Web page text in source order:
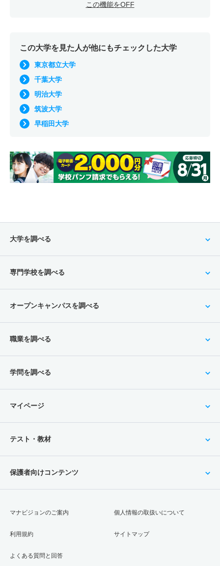
この機能をOFF
この大学を見た人が他にもチェックした大学
東京都立大学
千葉大学
明治大学
筑波大学
早稲田大学
大学を調べる
専門学校を調べる
オープンキャンパスを調べる
職業を調べる
学問を調べる
マイページ
テスト・教材
保護者向けコンテンツ
マナビジョンのご案内
利用規約
よくある質問と回答
個人情報の取扱いについて
サイトマップ